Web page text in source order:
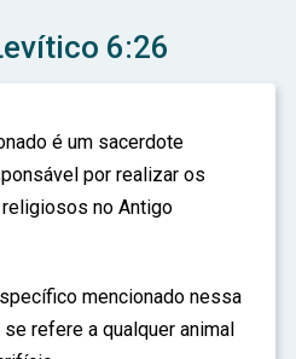
6:26
é um sacerdote
por realizar os
no Antigo
mencionado nessa
refere a qualquer animal